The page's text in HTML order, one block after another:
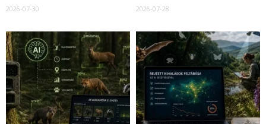
2026-07-30 2026-07-28